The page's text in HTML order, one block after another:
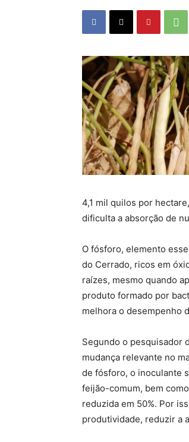
4,1 mil quilos por
dificulta a absorção de
O fósforo, elemento
do Cerrado, ricos em
raízes, mesmo quando
produto formado por
melhora o desempenho
Segundo o pesquisador
mudança relevante no
de fósforo, o inoculante
feijão-comum, bem
reduzida em 50%. Por
produtividade, reduzir a